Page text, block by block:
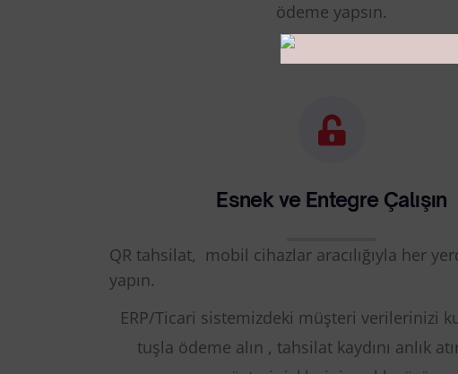
ödeme yapsın.
Esnek ve Entegre Çalışın
QR tahsilat, mobil cihazlar aracılığıyla her
yapın.
ERP/Ticari sistemizdeki müşteri verilerinizi
tuşla ödeme alın , tahsilat kaydını anlık